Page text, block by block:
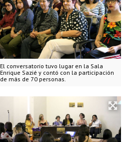
El conversatorio tuvo lugar en la Sala
Enrique Sazié y contó con la participación
de más de 70 personas.